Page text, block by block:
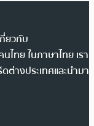
ยวกับ
ไทย ในภาษาไทย เรา
ต่างประเทศและนำมา